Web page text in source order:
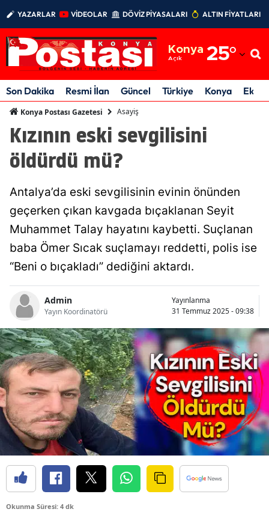
YAZARLAR VİDEOLAR DÖVİZ PİYASALARI ALTIN FİYATLARI
Konya
Açık 25°
Adıyaman
Afyonkarahisar
Amasya
Artvin
Aydın
Balıkesir
Bingöl
Bitlis
Bolu
Burdur
Bursa
Çanakkale
Çankırı
Çorum
Son Dakika Resmi İlan Güncel Türkiye Konya
Konya Postası Gazetesi Asayiş
Kızının eski sevgilisini
öldürdü mü?
Antalya’da eski sevgilisinin evinin önünden
geçerken çıkan kavgada bıçaklanan Seyit
Muhammet Talay hayatını kaybetti. Suçlanan
baba Ömer Sıcak suçlamayı reddetti, polis ise
“Beni o bıçakladı” dediğini aktardı.
Admin
Yayın Koordinatörü
Yayınlanma
31 Temmuz 2025 - 09:38
Okunma Süresi: 4 dk